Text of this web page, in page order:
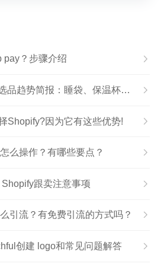
pay？步骤介绍
Shopify发布4月热门选品趋势简报：睡袋、保温杯等入围
Shopify?因为它有这些优势!
么操作？有哪些要点？
跟卖注意事项
引流？有免费引流的方式吗？
创建 logo和常见问题解答